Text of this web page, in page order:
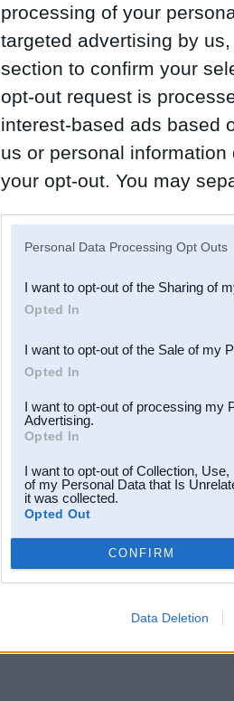
processing of your
targeted advertising by
section to confirm your
opt-out request is
interest-based ads based
us or personal
your opt-out. You may
Downstream Participants
third parties.
Personal Data Processing Opt Outs
I want to opt-out of the Sharing of
Opted In
I want to opt-out of the Sale of my
Opted In
I want to opt-out of processing my
Advertising.
Opted In
I want to opt-out of Collection,
of my Personal Data that Is
it was collected.
Opted Out
CONFIRM
Data Deletion